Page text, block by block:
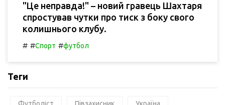
"Це неправда!" – новий гравець Шахтаря
спростував чутки про тиск з боку свого
колишнього клубу.
# #Спорт #футбол
Теги